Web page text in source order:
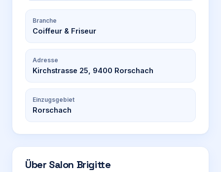
Branche
Coiffeur & Friseur
Adresse
Kirchstrasse 25, 9400 Rorschach
Einzugsgebiet
Rorschach
Über Salon Brigitte